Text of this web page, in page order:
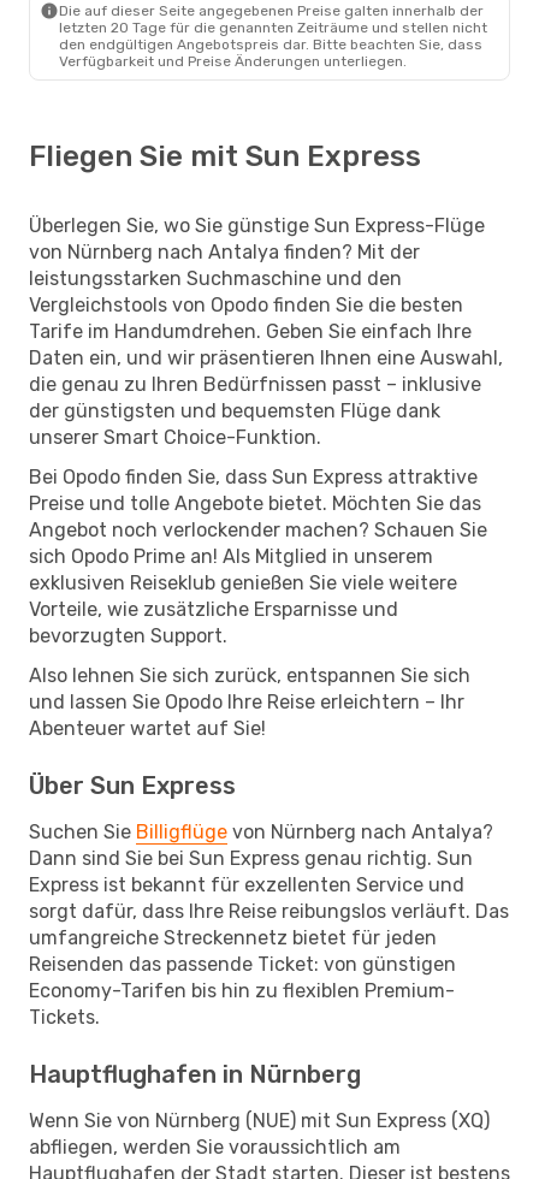
Die auf dieser Seite angegebenen Preise galten innerhalb der
letzten 20 Tage für die genannten Zeiträume und stellen nicht
den endgültigen Angebotspreis dar. Bitte beachten Sie, dass
Verfügbarkeit und Preise Änderungen unterliegen.
Fliegen Sie mit Sun Express
Überlegen Sie, wo Sie günstige Sun Express-Flüge
von Nürnberg nach Antalya finden? Mit der
leistungsstarken Suchmaschine und den
Vergleichstools von Opodo finden Sie die besten
Tarife im Handumdrehen. Geben Sie einfach Ihre
Daten ein, und wir präsentieren Ihnen eine Auswahl,
die genau zu Ihren Bedürfnissen passt – inklusive
der günstigsten und bequemsten Flüge dank
unserer Smart Choice-Funktion.
Bei Opodo finden Sie, dass Sun Express attraktive
Preise und tolle Angebote bietet. Möchten Sie das
Angebot noch verlockender machen? Schauen Sie
sich Opodo Prime an! Als Mitglied in unserem
exklusiven Reiseklub genießen Sie viele weitere
Vorteile, wie zusätzliche Ersparnisse und
bevorzugten Support.
Also lehnen Sie sich zurück, entspannen Sie sich
und lassen Sie Opodo Ihre Reise erleichtern – Ihr
Abenteuer wartet auf Sie!
Über Sun Express
Suchen Sie Billigflüge von Nürnberg nach Antalya?
Dann sind Sie bei Sun Express genau richtig. Sun
Express ist bekannt für exzellenten Service und
sorgt dafür, dass Ihre Reise reibungslos verläuft. Das
umfangreiche Streckennetz bietet für jeden
Reisenden das passende Ticket: von günstigen
Economy-Tarifen bis hin zu flexiblen Premium-
Tickets.
Hauptflughafen in Nürnberg
Wenn Sie von Nürnberg (NUE) mit Sun Express (XQ)
abfliegen, werden Sie voraussichtlich am
Hauptflughafen der Stadt starten. Dieser ist bestens